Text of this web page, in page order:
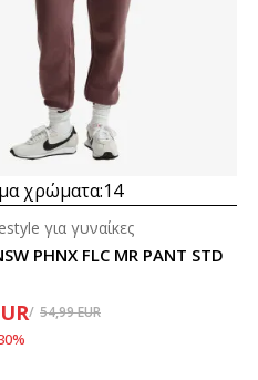
χρώματα:14
PHNX FLC MR PANT STD
για γυναίκες
54,99EUR
%